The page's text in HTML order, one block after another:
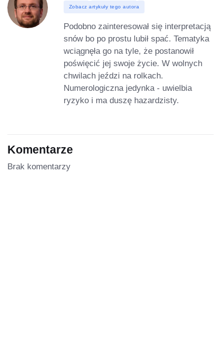
Zobacz artykuły tego autora
Podobno zainteresował się interpretacją
snów bo po prostu lubił spać. Tematyka
wciągnęła go na tyle, że postanowił
poświęcić jej swoje życie. W wolnych
chwilach jeździ na rolkach.
Numerologiczna jedynka - uwielbia
ryzyko i ma duszę hazardzisty.
Komentarze
Brak komentarzy